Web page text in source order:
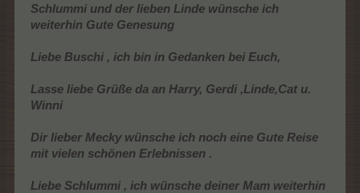
Schlummi und der lieben Linde wünsche ich
weiterhin Gute Genesung
Liebe Buschi , ich bin in Gedanken bei Euch,
Lasse liebe Grüße da an Harry, Gerdi ,Linde,Cat u.
Winni
Dir lieber Mecky wünsche ich noch eine Gute Reise
mit vielen schönen Erlebnissen .
Liebe Schlummi , ich wünsche deiner Mam weiterhin